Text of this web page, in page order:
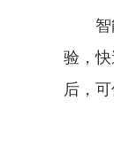
智能
验，
后，